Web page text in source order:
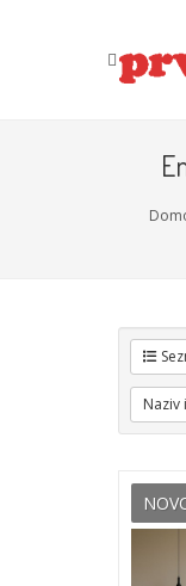
Naziv